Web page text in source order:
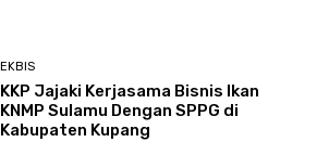
EKBIS
KKP Jajaki Kerjasama Bisnis Ikan
KNMP Sulamu Dengan SPPG di
Kabupaten Kupang